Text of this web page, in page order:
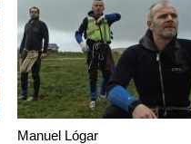
Manuel Lógar